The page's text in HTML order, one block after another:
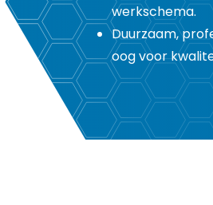
werkschema.
Duurzaam,
oog voor